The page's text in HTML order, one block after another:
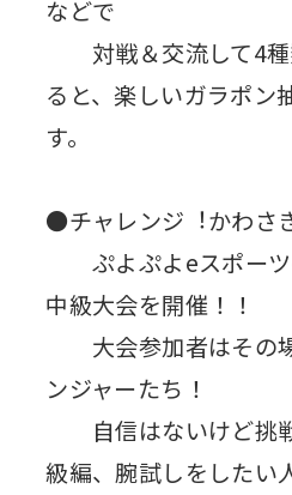
などで
対戦＆交流して4種
ると、楽しいガラポン
す。
●チャレンジ︕かわさ
ぷよぷよeスポーツ
中級大会を開催！！
大会参加者はその
ンジャーたち！
自信はないけど挑
級編、腕試しをしたい